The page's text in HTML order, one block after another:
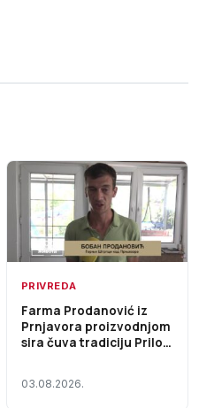
PRIVREDA
Farma Prodanović iz
Prnjavora proizvodnjom
sira čuva tradiciju Prilog
03.08.2026.